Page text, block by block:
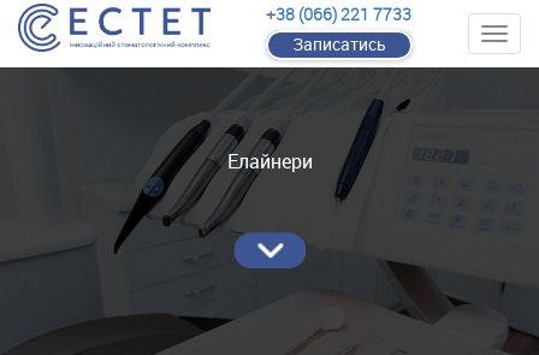
+38 (066) 221 7733
Записатись
Елайнери